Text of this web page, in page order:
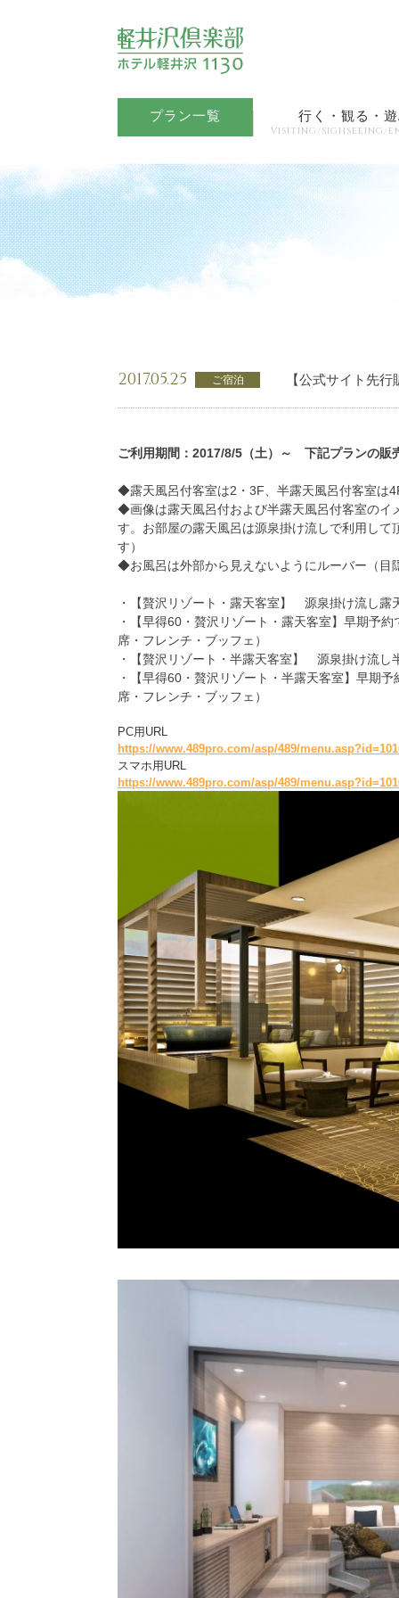
プラン一覧 行く・観る・
VISITING/SIGHSEEING/
2017.05.25 ご宿泊 【公式サイト先
ご利用期間：2017/8/5（土）～ 下記プランの販
◆露天風呂付客室は2・3F、半露天風呂付客室は
◆画像は露天風呂付および半露天風呂付客室のイ
す。 お部屋の露天風呂は源泉掛け流しで利用し
す）
◆お風呂は外部から見えないようにルーバー（目
・【贅沢リゾート・露天客室】 源泉掛け流し露
・【早得60・贅沢リゾート・露天客室】早期予
席・フレンチ・ブッフェ）
・【贅沢リゾート・半露天客室】 源泉掛け流し
・【早得60・贅沢リゾート・半露天客室】早期
席・フレンチ・ブッフェ）
PC用URL
https://www.489pro.com/asp/489/
スマホ用URL
https://www.489pro.com/asp/489/